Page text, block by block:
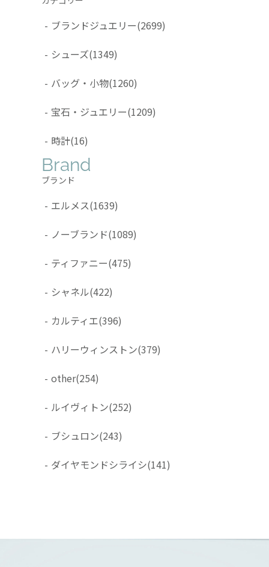
- ブランドジュエリー(2699)
- シューズ(1349)
- バッグ・小物(1260)
- 宝石・ジュエリー(1209)
- 時計(16)
Brand
ブランド
- エルメス(1639)
- ノーブランド(1089)
- ティファニー(475)
- シャネル(422)
- カルティエ(396)
- ハリーウィンストン(379)
- other(254)
- ルイヴィトン(252)
- ブシュロン(243)
- ダイヤモンドシライシ(141)